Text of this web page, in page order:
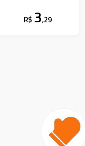
R$ 3,29